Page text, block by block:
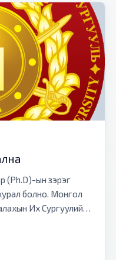
(Ph.D)-ын зэрэг
Монгол
Их Сургуулийн
аюулгүй байдалд